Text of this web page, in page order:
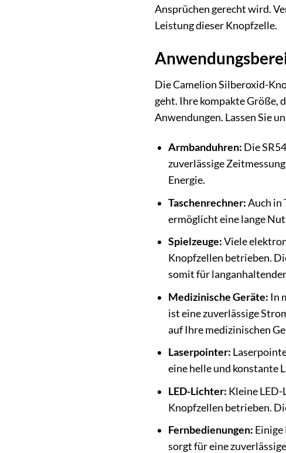
Ansprüchen gerecht wird.
Leistung dieser Knopfzelle.
Die Camelion Silberoxid-
geht. Ihre kompakte Größe,
Anwendungen. Lassen Sie
Armbanduhren: Die
zuverlässige
Energie.
Taschenrechner:Auch in
ermöglicht eine lange
Spielzeuge:Viele
Knopfzellen betrieben.
somit für
Medizinische Geräte: In
ist eine zuverlässige
auf Ihre medizinischen
Laserpointer:
eine helle und konstante
LED-Lichter: Kleine
Knopfzellen betrieben.
Fernbedienungen: Einige
sorgt für eine